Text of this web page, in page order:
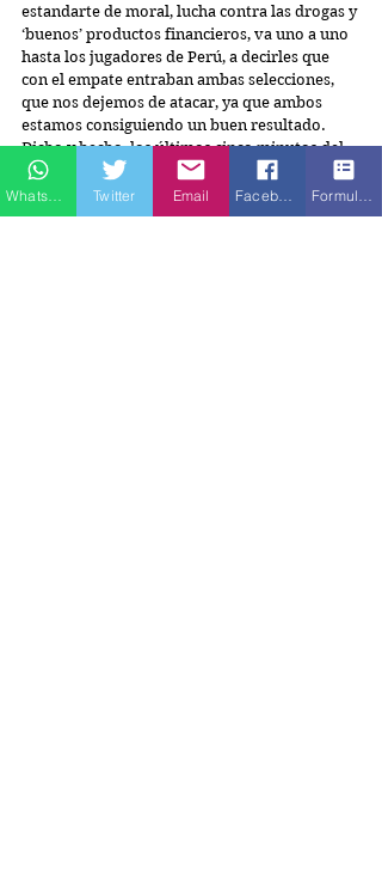
estandarte de moral, lucha contra las drogas y
‘buenos’ productos financieros, va uno a uno
hasta los jugadores de Perú, a decirles que
con el empate entraban ambas selecciones,
que nos dejemos de atacar, ya que ambos
estamos consiguiendo un buen resultado.
Dicho y hecho, los últimos cinco minutos del
partido fueron un festival de bostezos,
durante el cual los peruanos se pasaron la
pelota lateralmente en su área ante la estéril
Twitter Email